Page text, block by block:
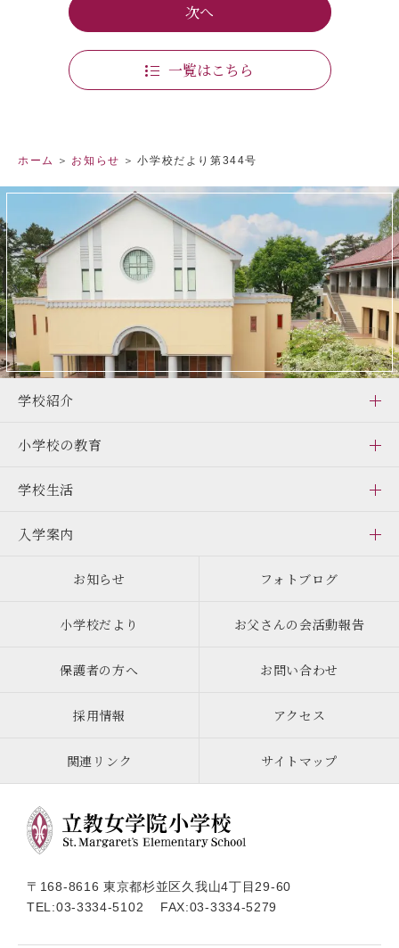
個人情報の取り扱いについて
サイトポリシー
一覧はこちら
次へ
ホーム お知らせ 小学校だより第344号
学校紹介
小学校の教育
学校生活
入学案内
お知らせ フォトブログ
小学校だより お父さんの会活動報告
保護者の方へ お問い合わせ
採用情報 アクセス
関連リンク サイトマップ
〒168-8616 東京都杉並区久我山4丁目29-60
TEL:03-3334-5102 FAX:03-3334-5279